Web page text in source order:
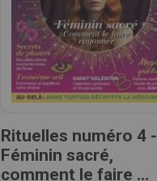
Rituelles numéro 4 -
Féminin sacré,
comment le faire ...